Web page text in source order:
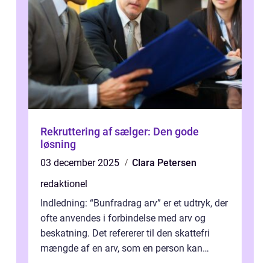
Rekruttering af sælger: Den gode
løsning
03 december 2025
Clara Petersen
redaktionel
Indledning: “Bunfradrag arv” er et udtryk, der
ofte anvendes i forbindelse med arv og
beskatning. Det refererer til den skattefri
mængde af en arv, som en person kan